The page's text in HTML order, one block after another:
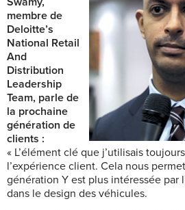
membre de
Deloitte’s
National Retail
And
Distribution
Leadership
Team, parle de
la prochaine
génération de
clients :
« L’élément clé que j’utilisais
l’expérience client. Cela nous
génération Y est plus intéressée par
dans le design des véhicules.